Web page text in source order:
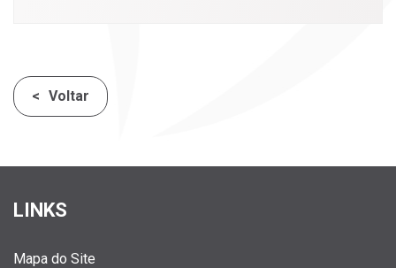
Voltar
LINKS
Mapa do Site